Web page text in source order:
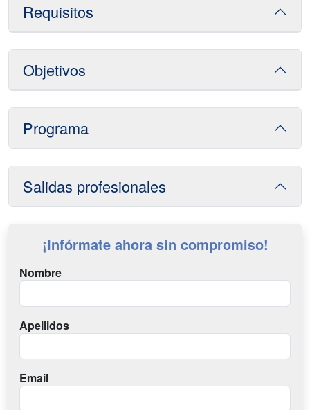
Requisitos
Objetivos
Programa
Salidas profesionales
¡Infórmate ahora sin compromiso!
Nombre
Apellidos
Email